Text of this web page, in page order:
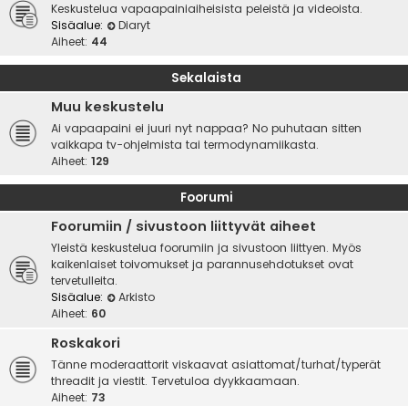
Keskustelua vapaapainiaiheisista peleistä ja videoista.
Sisäalue:
Diaryt
Aiheet: 44
Sekalaista
Muu keskustelu
Ai vapaapaini ei juuri nyt nappaa? No puhutaan sitten
vaikkapa tv-ohjelmista tai termodynamiikasta.
Aiheet: 129
Foorumi
Foorumiin / sivustoon liittyvät aiheet
Yleistä keskustelua foorumiin ja sivustoon liittyen. Myös
kaikenlaiset toivomukset ja parannusehdotukset ovat
tervetulleita.
Sisäalue:
Arkisto
Aiheet: 60
Roskakori
Tänne moderaattorit viskaavat asiattomat/turhat/typerät
threadit ja viestit. Tervetuloa dyykkaamaan.
Aiheet: 73